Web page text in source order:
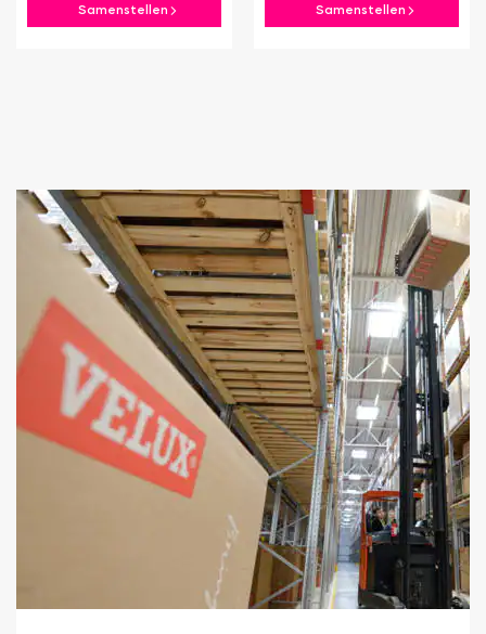
Samenstellen Samenstellen